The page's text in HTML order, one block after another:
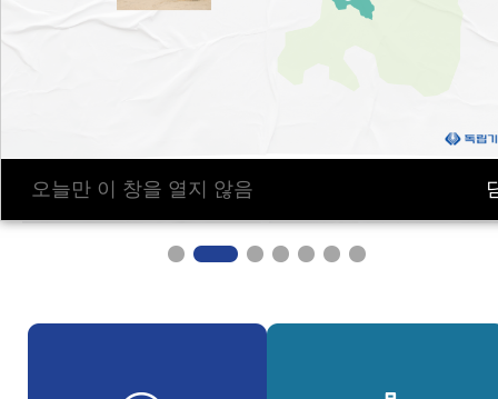
오늘만 이 창을 열지 않음